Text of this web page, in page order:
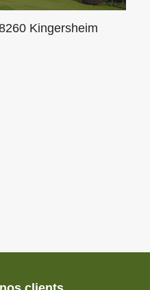
Kingersheim